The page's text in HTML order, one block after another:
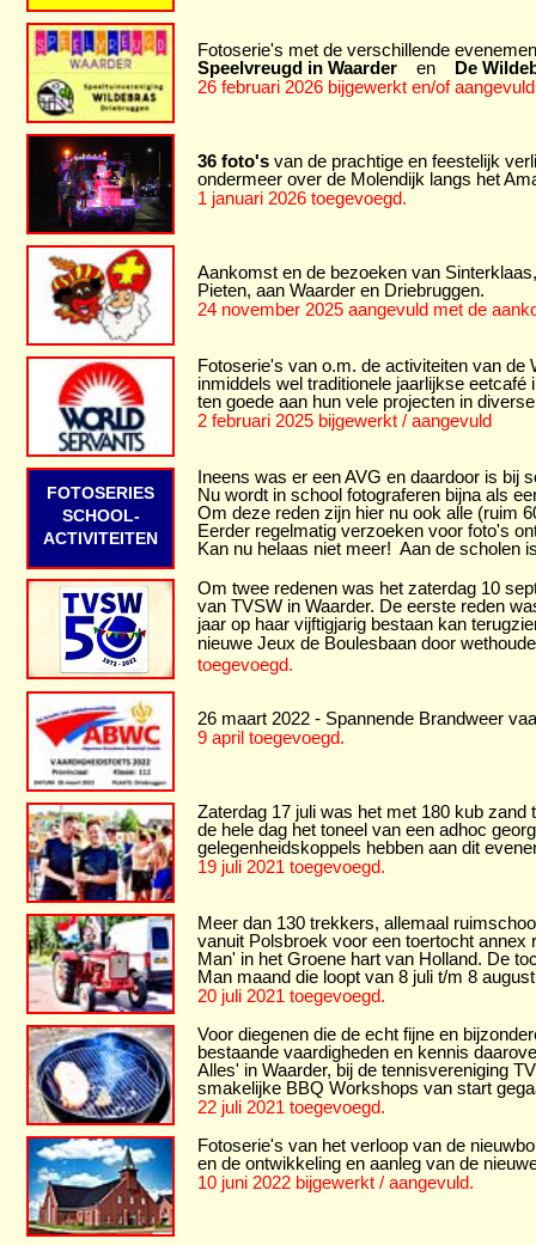
Fotoserie's met de verschillende
Speelvreugd in Waarder en De
26 februari 2026 bijgewerkt en/of
36 foto's van de prachtige en feestelijk
ondermeer over de Molendijk langs het
1 januari 2026 toegevoegd.
Aankomst en de bezoeken van
Pieten, aan Waarder en Driebruggen.
24 november 2025 aangevuld met de
Fotoserie's van o.m. de activiteiten van de
inmiddels wel traditionele jaarlijkse
ten goede aan hun vele projecten in
2 februari 2025 bijgewerkt / aangevuld
FOTOSERIES
SCHOOL-
ACTIVITEITEN
Ineens was er een AVG en daardoor is bij
Nu wordt in school fotograferen bijna als
Om deze reden zijn hier nu ook alle (ruim
Eerder regelmatig verzoeken voor foto's
Kan nu helaas niet meer! Aan de scholen
Om twee redenen was het zaterdag 10
van TVSW in Waarder. De eerste reden
jaar op haar vijftigjarig bestaan kan
nieuwe Jeux de Boulesbaan door
toegevoegd.
26 maart 2022 - Spannende Brandweer
9 april toegevoegd.
Zaterdag 17 juli was het met 180 kub
de hele dag het toneel van een adhoc
gelegenheidskoppels hebben aan dit
19 juli 2021 toegevoegd.
Meer dan 130 trekkers, allemaal
vanuit Polsbroek voor een toertocht
Man' in het Groene hart van Holland. De
Man maand die loopt van 8 juli t/m 8
20 juli 2021 toegevoegd.
Voor diegenen die de echt fijne en
bestaande vaardigheden en kennis
Alles' in Waarder, bij de tennisvereniging
smakelijke BBQ Workshops van start
22 juli 2021 toegevoegd.
Fotoserie's van het verloop van de
en de ontwikkeling en aanleg van de
10 juni 2022 bijgewerkt / aangevuld.